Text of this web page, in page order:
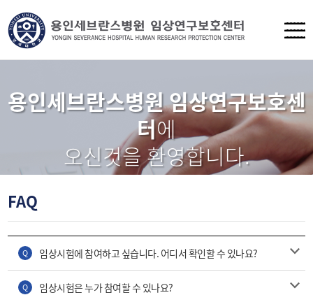
용인세브란스병원 임상연구보호센
터에
오신것을 환영합니다.
FAQ
Q 임상시험에 참여하고 싶습니다. 어디서 확인할 수 있나요?
Q 임상시험은 누가 참여할 수 있나요?